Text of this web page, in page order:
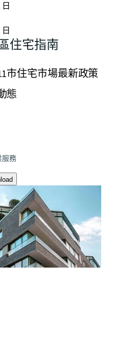
住宅指南
市住宅市場最新政策
態
服務